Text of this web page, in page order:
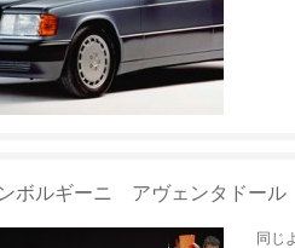
ボルギーニ アヴェンタドー
同じ